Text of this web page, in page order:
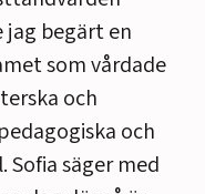
jag begärt en
som vårdade
och
och
säger med